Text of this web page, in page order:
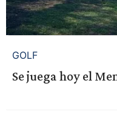
GOLF
Se juega hoy el